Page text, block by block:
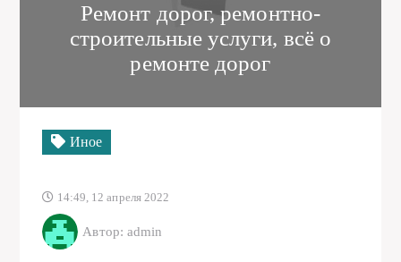
Pемонт дорог, ремонтно-
строительные услуги, всё о
ремонте дорог
Иное
14:49, 12 апреля 2022
Автор: admin